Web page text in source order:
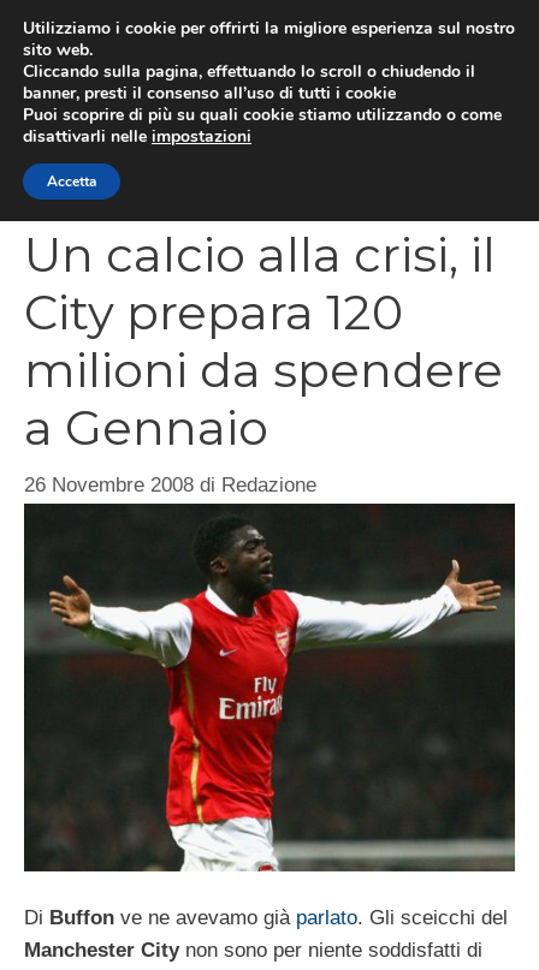
contenuto
Un calcio alla crisi, il
City prepara 120
milioni da spendere
a Gennaio
26 Novembre 2008 di Redazione
Di Buffon ve ne avevamo già parlato. Gli sceicchi del
Manchester Citynon sono per niente soddisfatti di
Utilizziamo i cookie per offrirti la migliore esperienza sul nostro
sito web.
Cliccando sulla pagina, effettuando lo scroll o chiudendo il
banner, presti il consenso all’uso di tutti i cookie
Puoi scoprire di più su quali cookie stiamo utilizzando o come
disattivarli nelle impostazioni
Accetta